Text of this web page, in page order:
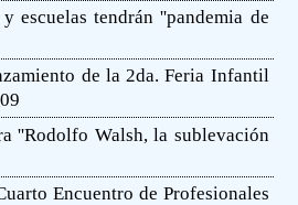
escuelas tendrán ''pandemia de
de la 2da. Feria Infantil
''Rodolfo Walsh, la sublevación
Encuentro de Profesionales